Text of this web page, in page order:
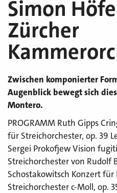
Simon
Zürcher
Zwischen komponierter
Augenblick bewegt sich
Montero.
PROGRAMM Ruth Gipps
für Streichorchester, op. 39
Sergei Prokofjew Vision
Streichorchester von Rudolf
Schostakowitsch Konzert
Streichorchester c-Moll, op.